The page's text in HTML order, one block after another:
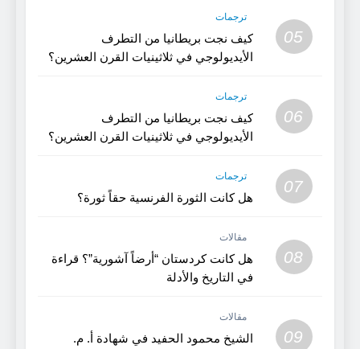
05
ترجمات
كيف نجت بريطانيا من التطرف
الأيديولوجي في ثلاثينيات القرن العشرين؟
06
ترجمات
كيف نجت بريطانيا من التطرف
الأيديولوجي في ثلاثينيات القرن العشرين؟
07
ترجمات
هل كانت الثورة الفرنسية حقاً ثورة؟
08
مقالات
هل كانت كردستان “أرضاً آشورية”؟ قراءة
في التاريخ والأدلة
09
مقالات
الشيخ محمود الحفيد في شهادة أ. م.